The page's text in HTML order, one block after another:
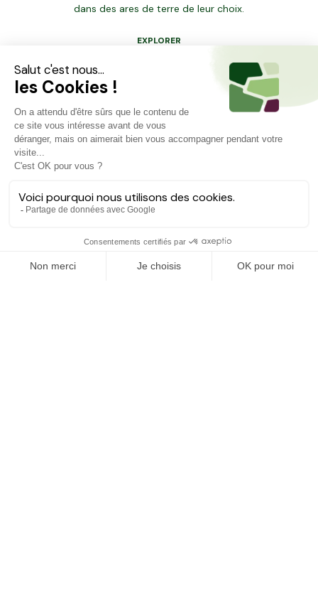
dans des ares de terre de leur choix.
EXPLORER
RESSOURCES
Blog
À PROPOS
Qui sommes-nous ?